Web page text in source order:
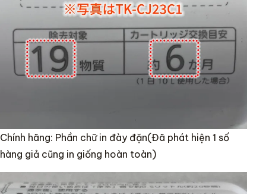
Chính hãng: Phần chữ in đày đặn(Đã phát hiện 1 số
hàng giả cũng in giống hoàn toàn)